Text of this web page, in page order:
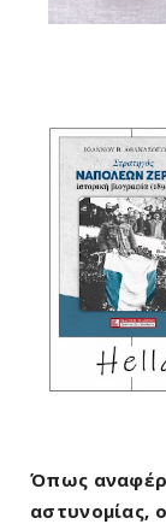
Όπως
αστυνομίας,